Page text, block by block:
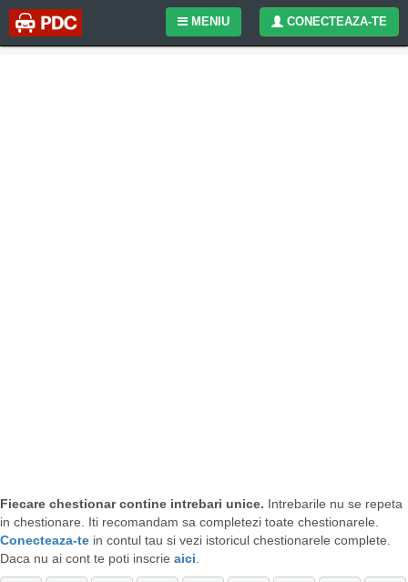
CONECTEAZA-TE
MENIU
Fiecare chestionar contine intrebari unice. Intrebarile nu se repeta
in chestionare. Iti recomandam sa completezi toate chestionarele.
Conecteaza-te in contul tau si vezi istoricul chestionarele complete.
Daca nu ai cont te poti inscrie aici